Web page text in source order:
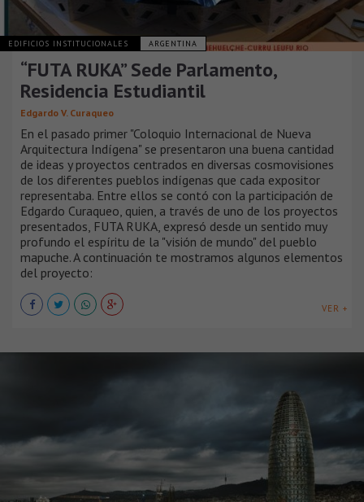
EDIFICIOS INSTITUCIONALES ARGENTINA
“FUTA RUKA” Sede Parlamento,
Residencia Estudiantil
Edgardo V. Curaqueo
En el pasado primer "Coloquio Internacional de Nueva
Arquitectura Indígena" se presentaron una buena cantidad
de ideas y proyectos centrados en diversas cosmovisiones
de los diferentes pueblos indígenas que cada expositor
representaba. Entre ellos se contó con la participación de
Edgardo Curaqueo, quien, a través de uno de los proyectos
presentados, FUTA RUKA, expresó desde un sentido muy
profundo el espíritu de la "visión de mundo" del pueblo
mapuche. A continuación te mostramos algunos elementos
del proyecto:
VER +